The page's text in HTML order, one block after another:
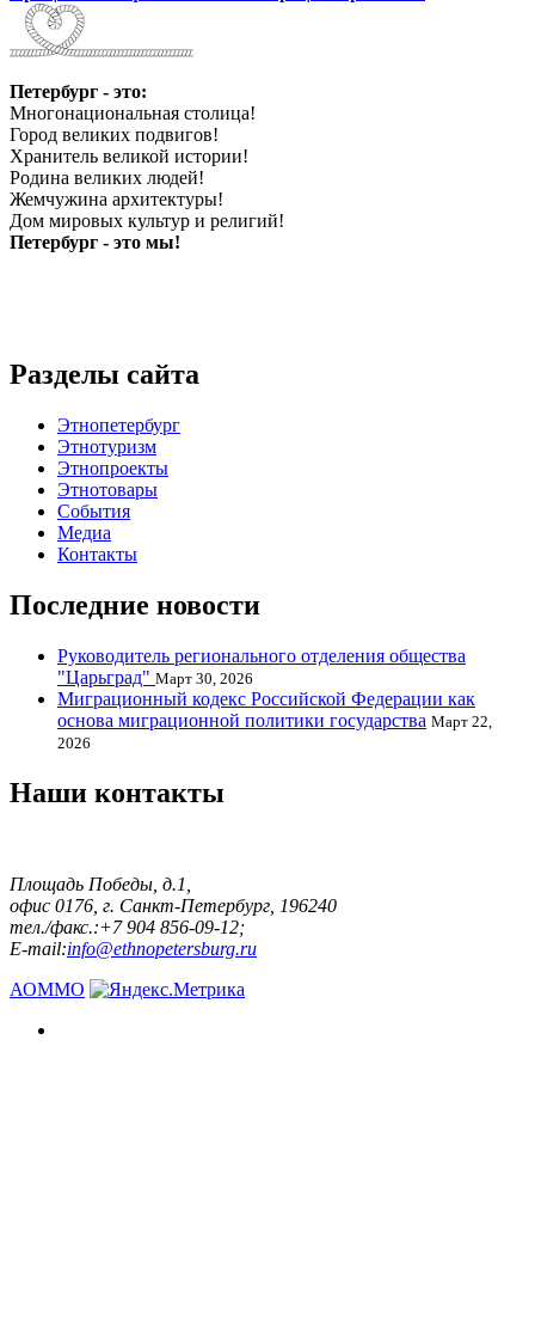
Петербург - это:
Многонациональная столица!
Город великих подвигов!
Хранитель великой истории!
Родина великих людей!
Жемчужина архитектуры!
Дом мировых культур и религий!
Петербург - это мы!
Разделы сайта
Этнопетербург
Этнотуризм
Этнопроекты
Этнотовары
События
Медиа
Контакты
Последние новости
Руководитель регионального отделения общества
"Царьград" Март 30, 2026
Миграционный кодекс Российской Федерации как
основа миграционной политики государства Март 22,
2026
Наши контакты
Площадь Победы, д.1,
офис 0176, г. Санкт-Петербург, 196240
тел./факс.:+7 904 856-09-12;
E-mail:info@ethnopetersburg.ru
АОММО